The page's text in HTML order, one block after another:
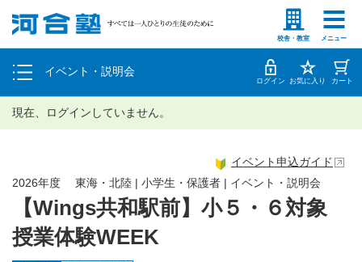
校舎・教室 メニュー
塾生の方 高等学校の先生
イベント・説明会
個別相談
体験授業 ログイン お気に入り カート
現在、ログインしていません。
【Wings共和駅前】小５・６対象
授業体験WEEK
2026年度 東海・北陸 | 小学生・保護者 | イベント・説明会
イベント申込ガイド